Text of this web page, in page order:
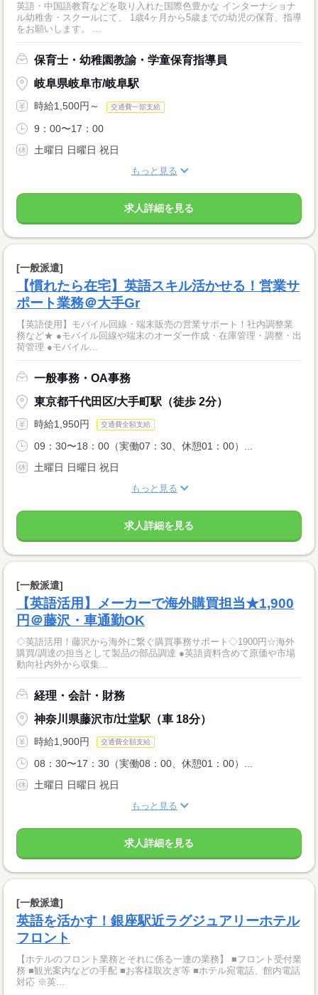
英語・中国語教育などを取り入れた国際色豊かな インターナショナ
ル幼稚舎・スクールにて、 1歳4ヶ月から5歳までの幼児の保育、指導
をお願いします。 ...
保育士・幼稚園教諭・学童保育指導員
岐阜県岐阜市/岐阜駅
時給1,500円～ 交通費一部支給
9：00〜17：00
土曜日 日曜日 祝日
もっと見る
求人詳細を見る
[一般派遣]
【慣れたら在宅】英語スキル活かせる！営業サ
ポート業務＠大手Gr
【英語使用】モバイル回線・端末販売の営業サポート！社内調整業
務など★ ●モバイル回線や端末のオーダー作成・在庫管理・調整・出
荷管理 ●モバイル...
一般事務・OA事務
東京都千代田区/大手町駅（徒歩 2分）
時給1,950円 交通費全額支給
09：30〜18：00（実働07：30、休憩01：00）...
土曜日 日曜日 祝日
もっと見る
求人詳細を見る
[一般派遣]
【英語活用】メーカーで海外購買担当★1,900
円＠藤沢・車通勤OK
◇英語活用！藤沢から海外に繋ぐ購買事務サポート◇1900円☆海外
購買/調達の担当として製品の部品調達 ●英語資料含めて原価や市場
動向社内外から収集...
経理・会計・財務
神奈川県藤沢市/辻堂駅（車 18分）
時給1,900円 交通費全額支給
08：30〜17：30（実働08：00、休憩01：00）...
土曜日 日曜日 祝日
もっと見る
求人詳細を見る
[一般派遣]
英語を活かす！銀座駅近ラグジュアリーホテル
フロント
【ホテルのフロント業務とそれに係る一連の業務】 ■フロント受付業
務 ■観光案内などの手配 ■お客様取次ぎ等 ■ホテル宛電話、館内電話
対応 ※英...